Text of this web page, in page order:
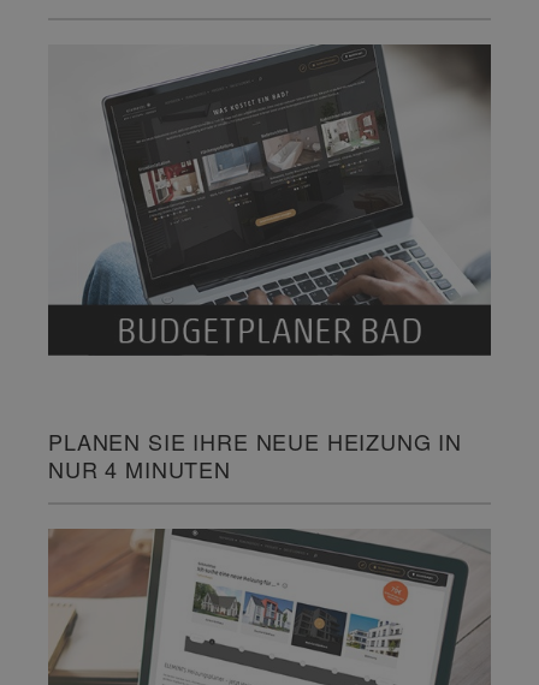
PLANEN SIE IHRE NEUE HEIZUNG IN
NUR 4 MINUTEN